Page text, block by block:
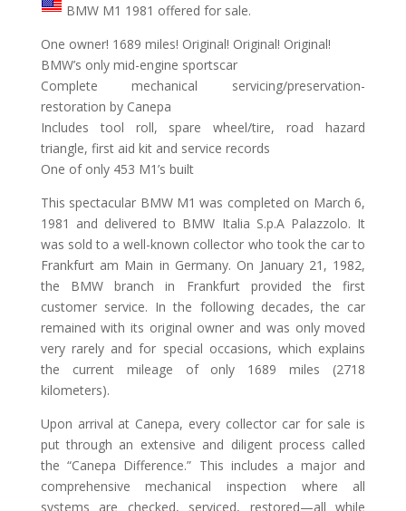
BMW M1 1981 offered for sale.
One owner! 1689 miles! Original! Original! Original!
BMW’s only mid-engine sportscar
Complete mechanical servicing/preservation-
restoration by Canepa
Includes tool roll, spare wheel/tire, road hazard
triangle, first aid kit and service records
One of only 453 M1’s built
This spectacular BMW M1 was completed on March 6,
1981 and delivered to BMW Italia S.p.A Palazzolo. It
was sold to a well-known collector who took the car to
Frankfurt am Main in Germany. On January 21, 1982,
the BMW branch in Frankfurt provided the first
customer service. In the following decades, the car
remained with its original owner and was only moved
very rarely and for special occasions, which explains
the current mileage of only 1689 miles (2718
kilometers).
Upon arrival at Canepa, every collector car for sale is
put through an extensive and diligent process called
the “Canepa Difference.” This includes a major and
comprehensive mechanical inspection where all
systems are checked, serviced, restored—all while